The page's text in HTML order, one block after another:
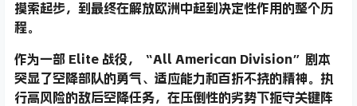
摸索起步，到最终在解放欧洲中起到决定性作用的整个历
程。
作为一部 Elite 战役，“All American Division”剧本
突显了空降部队的勇气、适应能力和百折不挠的精神。执
行高风险的敌后空降任务，在压倒性的劣势下扼守关键阵